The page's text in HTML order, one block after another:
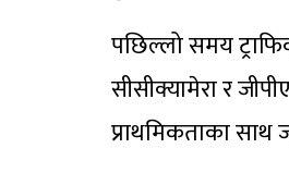
पछिल्लो समय
सीसीक्यामेरा र
प्राथमिकताका साथ